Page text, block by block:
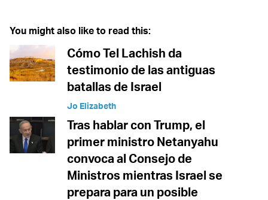
You might also like to read this:
Cómo Tel Lachish da
testimonio de las antiguas
batallas de Israel
Jo Elizabeth
Tras hablar con Trump, el
primer ministro Netanyahu
convoca al Consejo de
Ministros mientras Israel se
prepara para un posible